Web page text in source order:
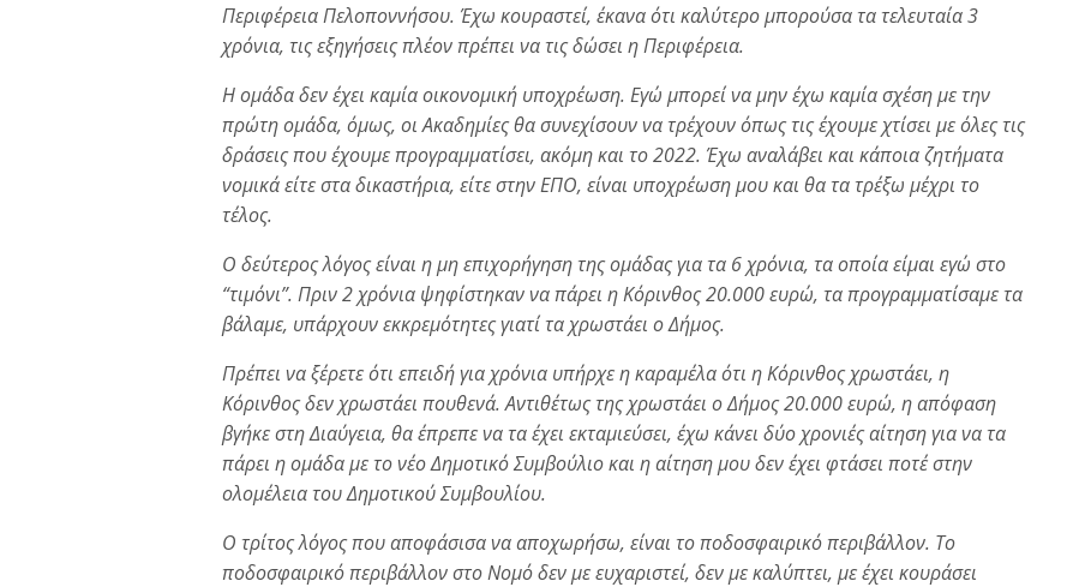
Περιφέρεια Πελοποννήσου. Έχω κουραστεί, έκανα ότι καλύτερο μπορούσα τα τελευταία 3
χρόνια, τις εξηγήσεις πλέον πρέπει να τις δώσει η Περιφέρεια.
Η ομάδα δεν έχει καμία οικονομική υποχρέωση. Εγώ μπορεί να μην έχω καμία σχέση με την
πρώτη ομάδα, όμως, οι Ακαδημίες θα συνεχίσουν να τρέχουν όπως τις έχουμε χτίσει με όλες τις
δράσεις που έχουμε προγραμματίσει, ακόμη και το 2022. Έχω αναλάβει και κάποια ζητήματα
νομικά είτε στα δικαστήρια, είτε στην ΕΠΟ, είναι υποχρέωση μου και θα τα τρέξω μέχρι το
τέλος.
Ο δεύτερος λόγος είναι η μη επιχορήγηση της ομάδας για τα 6 χρόνια, τα οποία είμαι εγώ στο
“τιμόνι”. Πριν 2 χρόνια ψηφίστηκαν να πάρει η Κόρινθος 20.000 ευρώ, τα προγραμματίσαμε τα
βάλαμε, υπάρχουν εκκρεμότητες γιατί τα χρωστάει ο Δήμος.
Πρέπει να ξέρετε ότι επειδή για χρόνια υπήρχε η καραμέλα ότι η Κόρινθος χρωστάει, η
Κόρινθος δεν χρωστάει πουθενά. Αντιθέτως της χρωστάει ο Δήμος 20.000 ευρώ, η απόφαση
βγήκε στη Διαύγεια, θα έπρεπε να τα έχει εκταμιεύσει, έχω κάνει δύο χρονιές αίτηση για να τα
πάρει η ομάδα με το νέο Δημοτικό Συμβούλιο και η αίτηση μου δεν έχει φτάσει ποτέ στην
ολομέλεια του Δημοτικού Συμβουλίου.
Ο τρίτος λόγος που αποφάσισα να αποχωρήσω, είναι το ποδοσφαιρικό περιβάλλον. Το
ποδοσφαιρικό περιβάλλον στο Νομό δεν με ευχαριστεί, δεν με καλύπτει, με έχει κουράσει